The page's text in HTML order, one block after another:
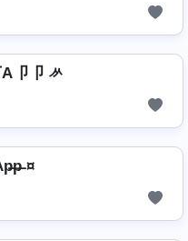
卩卩 ᄽ
¤